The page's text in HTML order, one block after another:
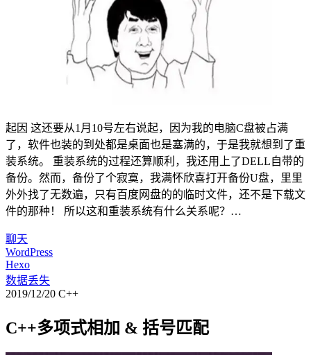
起因 这还要从1月10号左右说起，因为我的电脑C盘被占满
了，软件也装的到处都是桌面也是塞满的，于是我就想到了重
装系统。 重装系统的过程还算顺利，我还用上了DELL自带的
备份。然而，备份了个寂寞，我满怀欣喜打开备份U盘，里里
外外找了无数遍，只有百度网盘的的临时文件，还不是下载文
件的那种！ 所以这和重装系统有什么关系呢？…
聊天
WordPress
Hexo
数据丢失
2019/12/20 C++
C++多项式相加 & 括号匹配